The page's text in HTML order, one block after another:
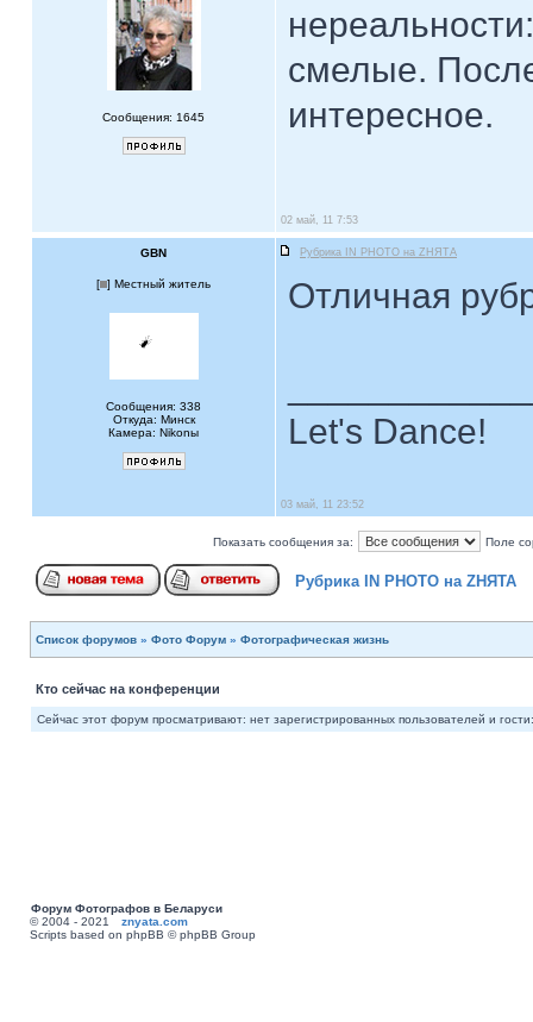
Сообщения: 1645
смелые.
интересное.
02 май, 11 7:53
GBN Рубрика IN PHOTO на ZНЯТА
[ ] Местный житель
Сообщения: 338
Откуда: Минск
Камера: Nikonы
Отличная
Let's Dance!
03 май, 11 23:52
Показать сообщения за: Поле
Рубрика IN PHOTO на ZНЯТА
Список форумов » Фото Форум » Фотографическая жизнь
Кто сейчас на конференции
Сейчас этот форум просматривают: нет зарегистрированных пользователей и
Форум Фотографов в Беларуси
© 2004 - 2021 znyata.com
Scripts based on phpBB © phpBB Group